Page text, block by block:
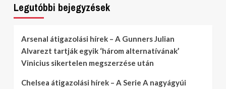
Legutóbbi bejegyzések
Arsenal átigazolási hírek – A Gunners Julian
Alvarezt tartják egyik ‘három alternatívának’
Vinicius sikertelen megszerzése után
Chelsea átigazolási hírek – A Serie A nagyágyúi